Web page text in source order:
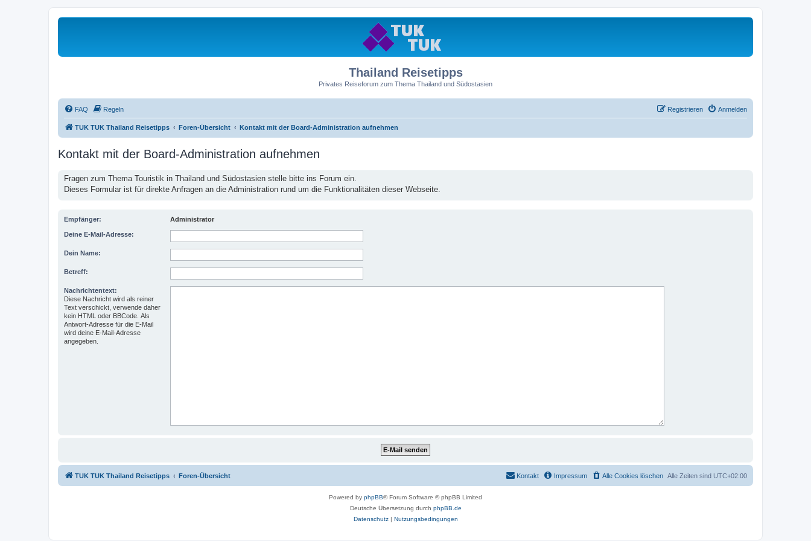
Thailand Reisetipps
Privates Reiseforum zum Thema Thailand und Südostasien
FAQ Regeln Anmelden
Registrieren
TUK TUK Thailand Reisetipps Foren-Übersicht Kontakt mit der Board-Administration aufnehmen
Kontakt mit der Board-Administration aufnehmen
Fragen zum Thema Touristik in Thailand und Südostasien stelle bitte ins Forum ein.
Dieses Formular ist für direkte Anfragen an die Administration rund um die Funktionalitäten dieser Webseite.
Empfänger: Administrator
Deine E-Mail-Adresse:
Dein Name:
Betreff:
Nachrichtentext:
Diese Nachricht wird als reiner
Text verschickt, verwende daher
kein HTML oder BBCode. Als
Antwort-Adresse für die E-Mail
wird deine E-Mail-Adresse
angegeben.
TUK TUK Thailand Reisetipps Foren-Übersicht Alle Zeiten sind UTC+02:00
Alle Cookies löschen
Impressum
Kontakt
Powered by phpBB® Forum Software © phpBB Limited
Deutsche Übersetzung durch phpBB.de
Datenschutz| Nutzungsbedingungen